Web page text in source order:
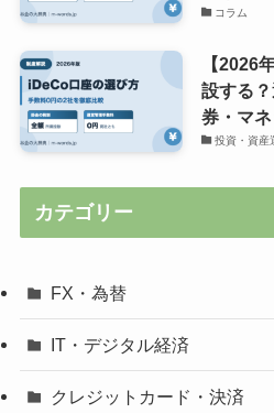
コラム
【2026
設する
券・マ
投資・資産
カテゴリー
FX・為替
IT・デジタル経済
クレジットカード・決済